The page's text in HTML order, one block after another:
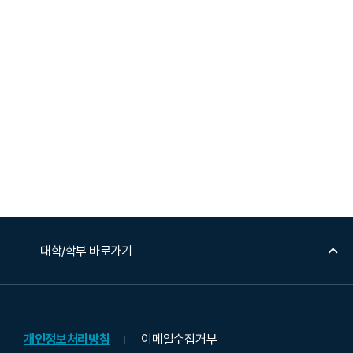
대학/학부 바로가기
개인정보처리방침 이메일수집거부